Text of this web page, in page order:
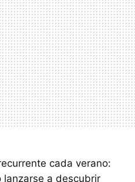
cada verano:
lanzarse a descubrir